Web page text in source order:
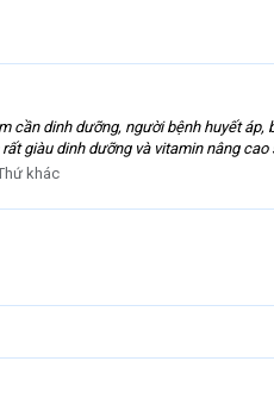
cần dinh dưỡng, người bệnh huyết
giàu dinh dưỡng và vitamin nâng cao
khác